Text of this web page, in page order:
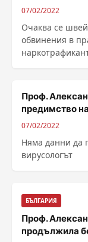
07/02/2022
Очаква се
обвинения в
Проф.
предимство
07/02/2022
Няма данни да
вирусологът
БЪЛГАРИЯ
Проф.
продължила